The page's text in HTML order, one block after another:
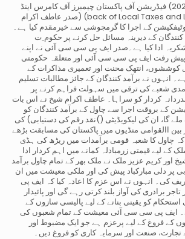
اسلام آباد ( 19 فروری 2026) فیڈریشن آف پاکستان چیمبرز آف کامرس اینڈ
انڈسٹری (back of Local Taxes and LeviesDraw) (صدر عاطف اکرام
کے اجرا کا گرمجوشی سے خیرمقدم کیا ہے۔
کنندگان کے دیرینہ مسائل حل کرنے پر حکوم ِت
ادا کیا ہے۔صدر ایف پی سی سی آئی نے اپنے
پیش رفت ایف پی سی سی آئی اور متعلقہ حکومتی
انتھک محنت اور تعمیری مذاکرات کے
انہوں نے برآمد کنندگان کے جائز مطالبات تسلیم
شعبے کی ترقی میں سہولت فراہم کرنے پر
کردار کو سراہا۔ عاطف اکرام شیخ نے اس بات
کے بروقت اجرا سے چاول کے برآمد کنندگان کو
گا، ان کی لیکویڈیٹی ()نقد رقم کی دستیابی) کی
االقوامی منڈیوں میں پاکستان کی مسابقت بڑھے
چاول کا شعبہ قومی برآمدات میں ریڑھ کی ہڈی
کے لیے قیمتی زرمبادلہ کمانے میں اہم کردار ادا
اور کریم عزیز ملک نے ملک بھر کے تمام چاول برآمد
پر دلی مبارکباد پیش کی اور ملکی معیشت میں ان
کی۔ انہوں نے اس عزم کا اعادہ کیا کہ ایف پی
برادری کی آواز بلند کرتی رہے گی اور پائیدار
کو یقینی بنانے کے لیے پالیسی سازوں کے
ایف پی سی سی آئی معیشت کے تمام شعبوں کی
کے فروغ کے لیے پرعزم ہے جو ایک مضبوط اور
تجارت، صنعت اور سرمایہ کاری کو فروغ دیں۔